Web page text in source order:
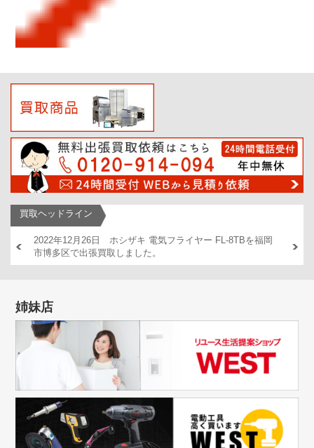
買取ヘッドライン
2022年12月26日 ホシザキ 電気フライヤー FL-8TBを福岡
市博多区で出張買取しました。
出張買
姉妹店